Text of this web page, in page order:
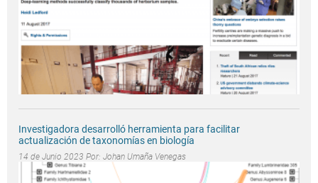
Investigadora desarrolló herramienta para facilitar
actualización de taxonomías en biología
14 de Junio 2023 Por: Johan Umaña Venegas